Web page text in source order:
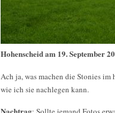
Hohenscheid am 19. September
Ach ja, was machen die Stonies
wie ich sie nachlegen kann.